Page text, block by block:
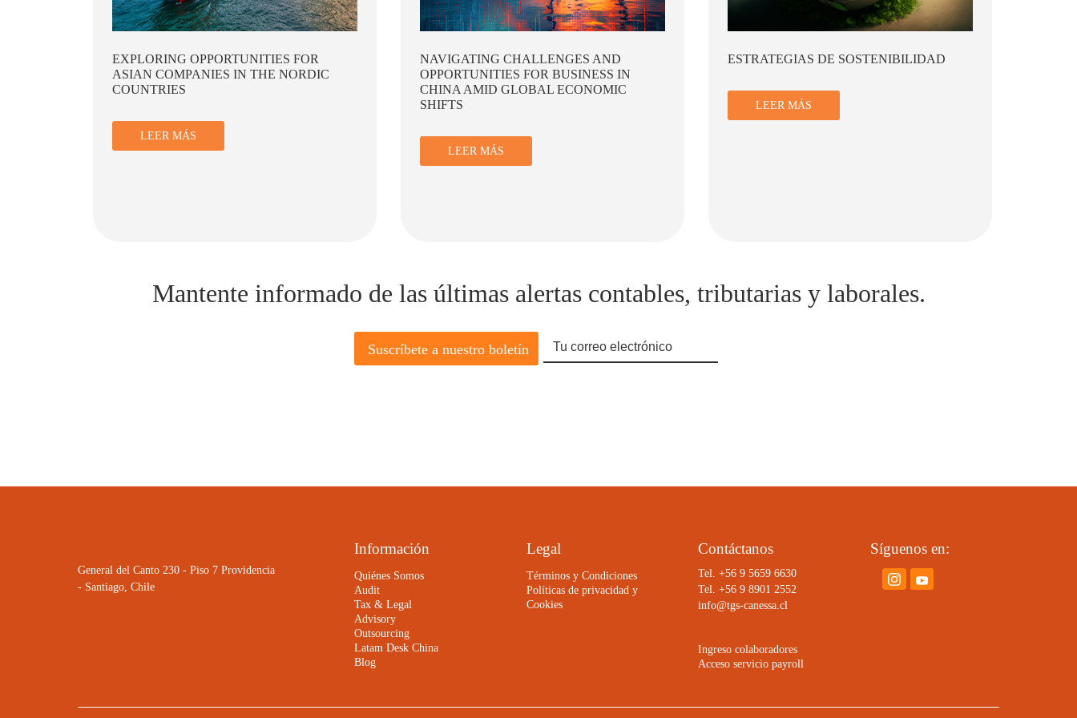
NAVIGATING CHALLENGES AND
OPPORTUNITIES FOR BUSINESS IN
CHINA AMID GLOBAL ECONOMIC
LEER MÁS
ESTRATEGIAS DE SOSTENIBILIDAD
LEER MÁS
FINANZAS SOSTENIBLES
LEER MÁS
Mantente informado de las últimas alertas contables, tributarias y laborales.
General del Canto 230 - Piso 7 Providencia
- Santiago, Chile
Información
Quiénes Somos
Audit
Tax & Legal
Advisory
Outsourcing
Latam Desk China
Blog
Legal
Términos y Condiciones
Políticas de privacidad y
Cookies
Contáctanos
Tel. +56 9 5659 6630
Tel. +56 9 8901 2552
info@tgs-canessa.cl
Ingreso colaboradores
Acceso servicio payroll
Síguenos en: